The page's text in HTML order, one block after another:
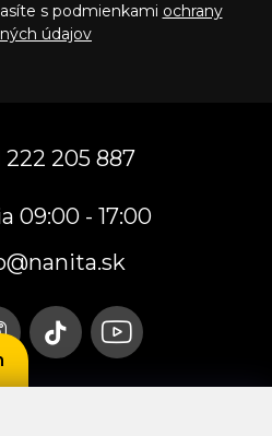
s podmienkami ochrany
údajov
222 205 887
09:00 - 17:00
@nanita.sk